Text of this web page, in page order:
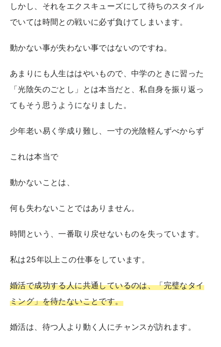
しかし、それをエクスキューズにして待ちのスタイル
でいては時間との戦いに必ず負けてしまいます。
動かない事が失わない事ではないのですね。
あまりにも人生ははやいもので、中学のときに習った
「光陰矢のごとし」とは本当だと、私自身を振り返っ
てもそう思うようになりました。
少年老い易く学成り難し、一寸の光陰軽んずべからず
これは本当で
動かないことは、
何も失わないことではありません。
時間という、一番取り戻せないものを失っています。
私は25年以上この仕事をしています。
婚活で成功する人に共通しているのは、「完璧なタイ
ミング」を待たないことです。
婚活は、待つ人より動く人にチャンスが訪れます。